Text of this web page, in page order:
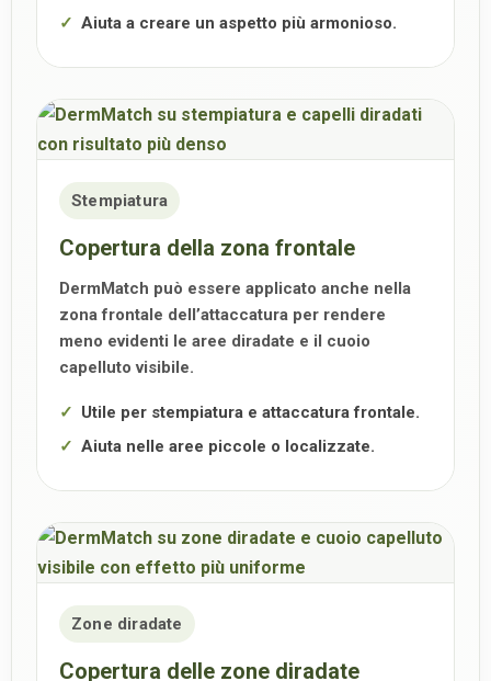
Aiuta a creare un aspetto più armonioso.
Stempiatura
Copertura della zona frontale
DermMatch può essere applicato anche nella
zona frontale dell’attaccatura per rendere
meno evidenti le aree diradate e il cuoio
capelluto visibile.
Utile per stempiatura e attaccatura frontale.
Aiuta nelle aree piccole o localizzate.
Zone diradate
Copertura delle zone diradate